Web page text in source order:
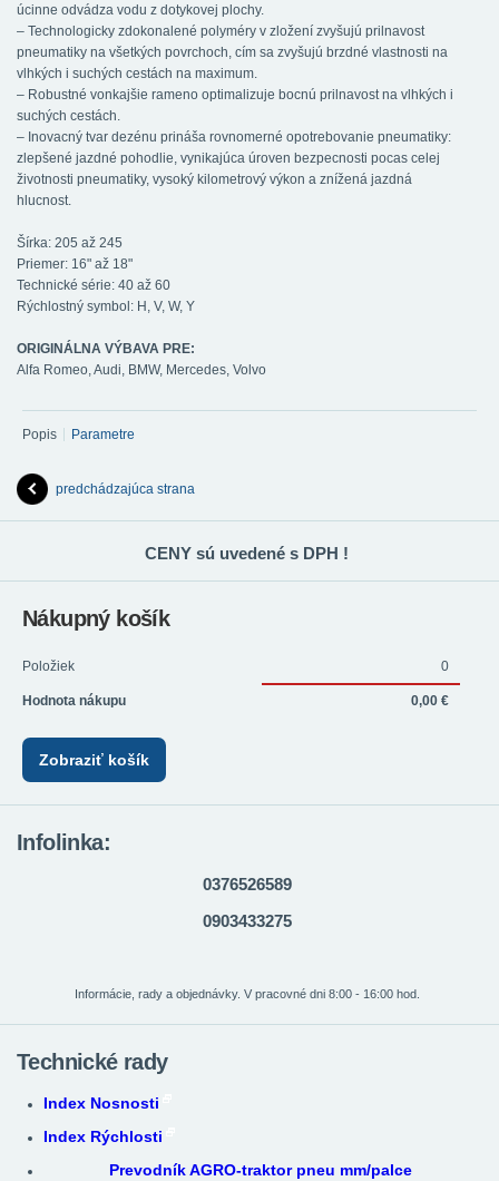
úcinne odvádza vodu z dotykovej plochy.
– Technologicky zdokonalené polyméry v zložení zvyšujú prilnavost
pneumatiky na všetkých povrchoch, cím sa zvyšujú brzdné vlastnosti na
vlhkých i suchých cestách na maximum.
– Robustné vonkajšie rameno optimalizuje bocnú prilnavost na vlhkých i
suchých cestách.
– Inovacný tvar dezénu prináša rovnomerné opotrebovanie pneumatiky:
zlepšené jazdné pohodlie, vynikajúca úroven bezpecnosti pocas celej
životnosti pneumatiky, vysoký kilometrový výkon a znížená jazdná
hlucnost.
Šírka: 205 až 245
Priemer: 16" až 18"
Technické série: 40 až 60
Rýchlostný symbol: H, V, W, Y
ORIGINÁLNA VÝBAVA PRE:
Alfa Romeo, Audi, BMW, Mercedes, Volvo
Popis Parametre
predchádzajúca strana
CENY sú uvedené s DPH !
Nákupný košík
Položiek 0
Hodnota nákupu 0,00 €
Zobraziť košík
Infolinka:
0376526589
0903433275
Informácie, rady a objednávky. V pracovné dni 8:00 - 16:00 hod.
Technické rady
Index Nosnosti
Index Rýchlosti
Prevodník AGRO-traktor pneu mm/palce